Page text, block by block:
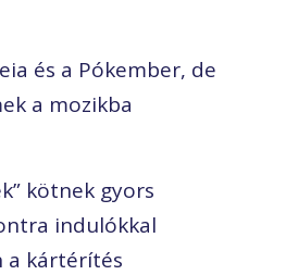
és a Pókember, de
a mozikba
kötnek gyors
indulókkal
a kártérítés